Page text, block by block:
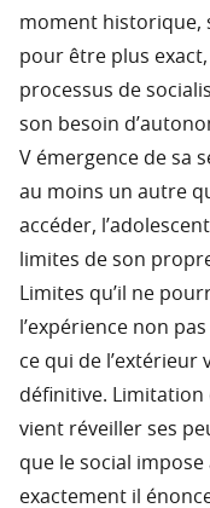
moment historique,
pour être plus exact,
processus de
son besoin
V émergence de sa
au moins un autre
accéder,
limites de son
Limites qu’il ne
l’expérience non
ce qui de
définitive. Limitation
vient réveiller ses
que le social
exactement il